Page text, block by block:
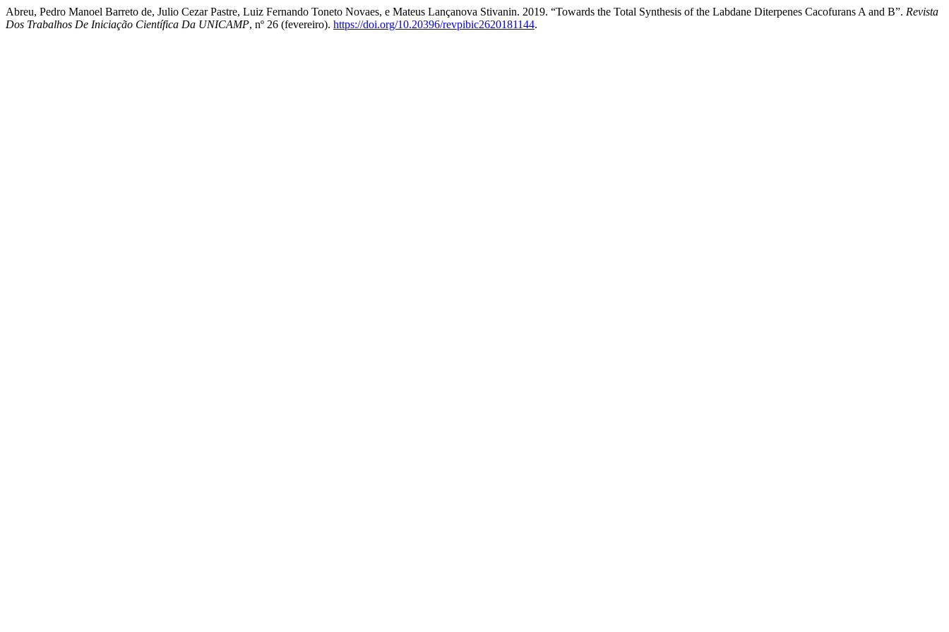
Abreu, Pedro Manoel Barreto de, Julio Cezar Pastre, Luiz Fernando Toneto Novaes, e Mateus Lançanova Stivanin. 2019. “Towards the Total Synthesis of the Labdane Diterpenes Cacofurans A and B”. Revista
Dos Trabalhos De Iniciação Científica Da UNICAMP, nº 26 (fevereiro). https://doi.org/10.20396/revpibic2620181144.